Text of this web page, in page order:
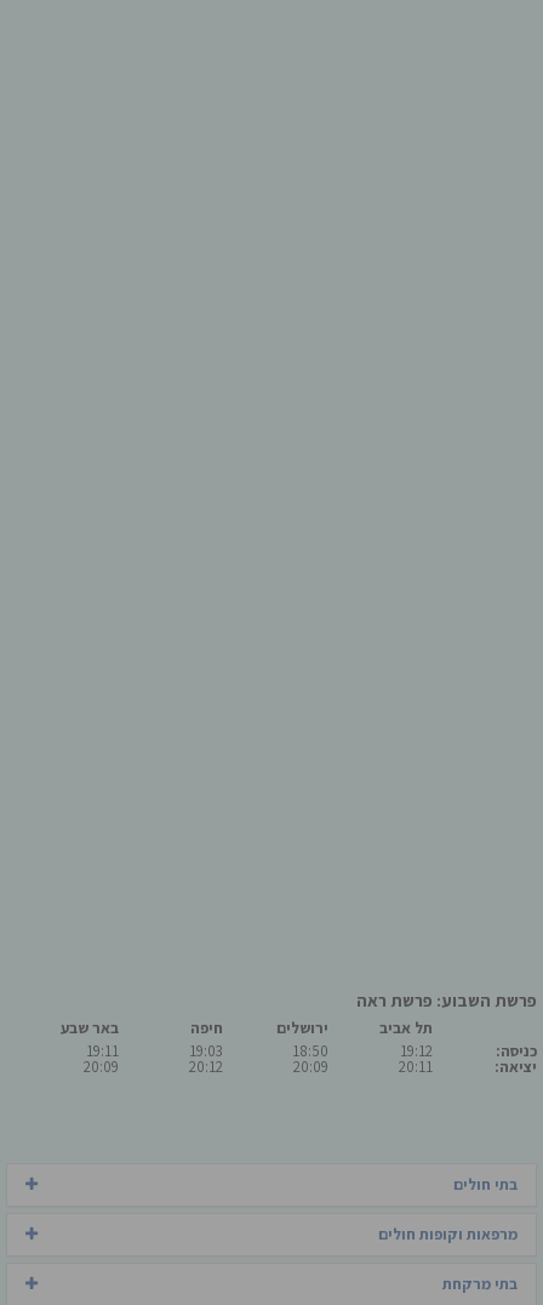
פרשת השבוע: פרשת ראה
כניסה:
יציאה:
תל אביב
19:12
20:11
ירושלים
18:50
20:09
חיפה
19:03
20:12
באר שבע
19:11
20:09
בתי חולים
מרפאות וקופות חולים
בתי מרקחת